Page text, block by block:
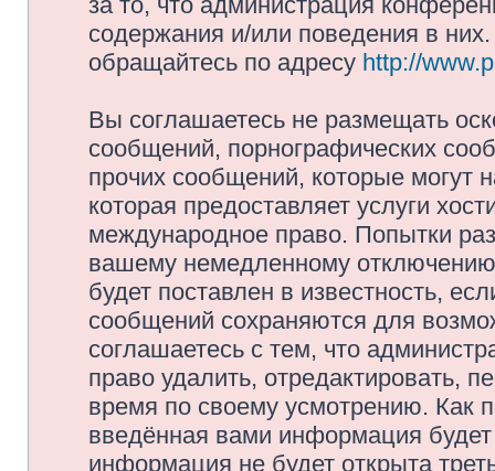
содержания и/или поведения в
обращайтесь по адресу http://
Вы соглашаетесь не размещать
сообщений, порнографических
прочих сообщений, которые могут
которая предоставляет услуги
международное право. Попытки
вашему немедленному
будет поставлен в известность,
сообщений сохраняются для
соглашаетесь с тем, что
право удалить, отредактировать,
время по своему усмотрению. Как
введённая вами информация
информация не будет открыта